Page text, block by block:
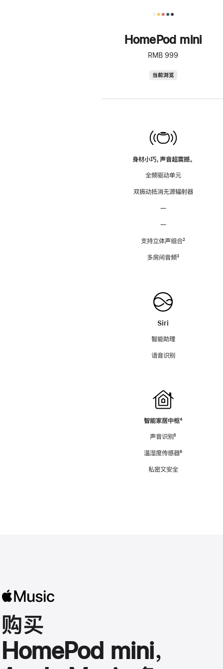
HomePod mini
RMB 999
当前浏览
身材小巧，声音超震撼。
全频驱动单元
双振动抵消无源辐射器
—
—
支持立体声组合脚
²
多房间音频脚
³
Siri
智能助理
语音识别
智能家居中枢脚
⁴
声音识别脚
⁵
温湿度传感器脚
⁶
私密又安全
购买
HomePod mini，